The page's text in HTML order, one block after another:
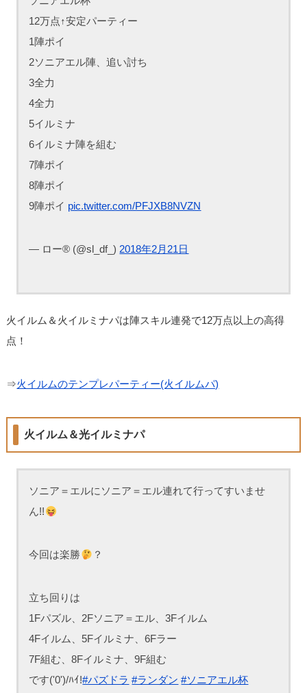
12万点↑安定パーティー
1陣ポイ
2ソニアエル陣、追い討ち
3全力
4全力
5イルミナ
6イルミナ陣を組む
7陣ポイ
8陣ポイ
9陣ポイ pic.twitter.com/PFJXB8NVZN
— ロー®︎ (@sl_df_) 2018年2月21日
火イルム＆火イルミナパは陣スキル連発で12万点以上の高得
点！
⇒火イルムのテンプレパーティー(火イルムパ)
火イルム＆光イルミナパ
ソニア＝エルにソニア＝エル連れて行ってすいませ
ん!!
今回は楽勝 ？
立ち回りは
1Fパズル、2Fソニア＝エル、3Fイルム
4Fイルム、5Fイルミナ、6Fラー
7F組む、8Fイルミナ、9F組む
です('0')/ﾊｲ!#パズドラ #ランダン #ソニアエル杯